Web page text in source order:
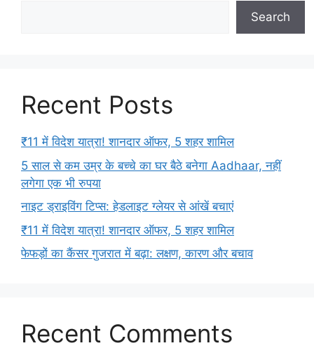
Search
Recent Posts
₹11 में विदेश यात्रा! शानदार ऑफर, 5 शहर शामिल
5 साल से कम उम्र के बच्चे का घर बैठे बनेगा Aadhaar, नहीं
लगेगा एक भी रुपया
नाइट ड्राइविंग टिप्स: हेडलाइट ग्लेयर से आंखें बचाएं
₹11 में विदेश यात्रा! शानदार ऑफर, 5 शहर शामिल
फेफड़ों का कैंसर गुजरात में बढ़ा: लक्षण, कारण और बचाव
Recent Comments